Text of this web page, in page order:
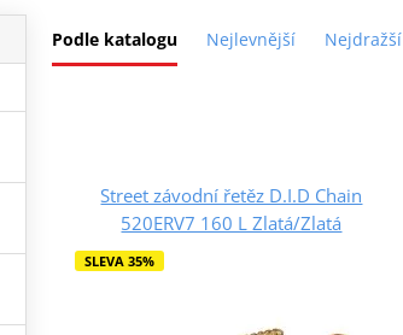
Podle katalogu Nejlevnější Nejdražší
Street závodní řetěz D.I.D Chain
520ERV7 160 L Zlatá/Zlatá
SLEVA 35%